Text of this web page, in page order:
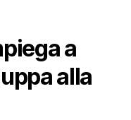
a
alla